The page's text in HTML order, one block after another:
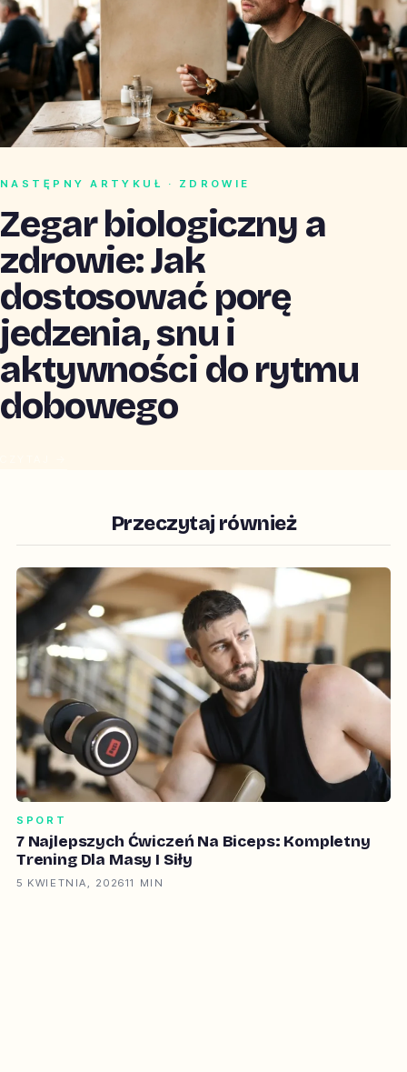
NASTĘPNY ARTYKUŁ · ZDROWIE
Zegar biologiczny a
zdrowie: Jak
dostosować porę
jedzenia, snu i
aktywności do rytmu
dobowego
Przeczytaj również
SPORT
7 Najlepszych Ćwiczeń Na Biceps: Kompletny
Trening Dla Masy I Siły
5 KWIETNIA, 202611 MIN